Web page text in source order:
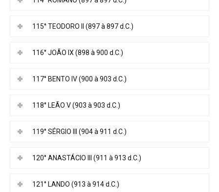
115° TEODORO II (897 à 897 d.C.)
116° JOÃO IX (898 à 900 d.C.)
117° BENTO IV (900 à 903 d.C.)
118° LEÃO V (903 à 903 d.C.)
119° SÉRGIO III (904 à 911 d.C.)
120° ANASTÁCIO III (911 à 913 d.C.)
121° LANDO (913 à 914 d.C.)